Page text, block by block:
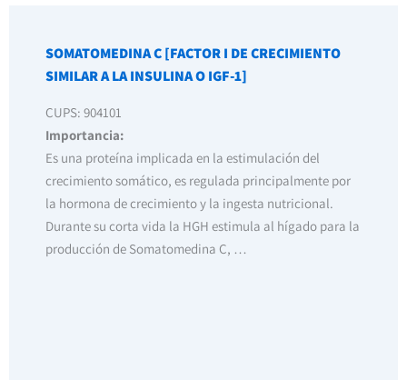
SOMATOMEDINA C [FACTOR I DE CRECIMIENTO
SIMILAR A LA INSULINA O IGF-1]
CUPS: 904101
Importancia:
Es una proteína implicada en la estimulación del
crecimiento somático, es regulada principalmente por
la hormona de crecimiento y la ingesta nutricional.
Durante su corta vida la HGH estimula al hígado para la
producción de Somatomedina C, …